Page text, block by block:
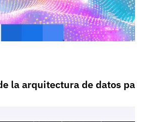
la arquitectura de datos